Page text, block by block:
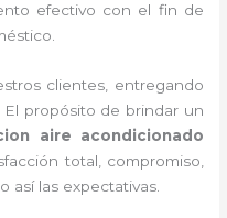
efectivo con el fin de
clientes, entregando
propósito de brindar un
aire acondicionado
total, compromiso,
así las expectativas.